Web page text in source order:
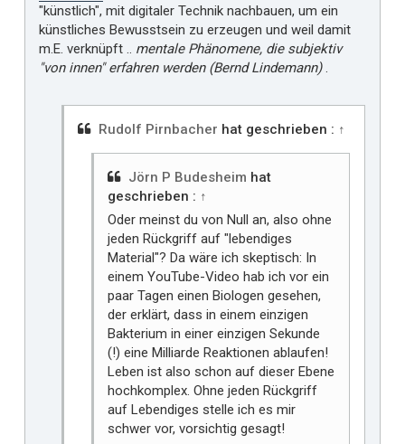
"künstlich", mit digitaler Technik nachbauen, um ein
künstliches Bewusstsein zu erzeugen und weil damit
m.E. verknüpft .. mentale Phänomene, die subjektiv
"von innen" erfahren werden (Bernd Lindemann).
Rudolf Pirnbacher hat geschrieben : ↑
Jörn P Budesheim hat
geschrieben : ↑
Oder meinst du von Null an, also ohne
jeden Rückgriff auf "lebendiges
Material"? Da wäre ich skeptisch: In
einem YouTube-Video hab ich vor ein
paar Tagen einen Biologen gesehen,
der erklärt, dass in einem einzigen
Bakterium in einer einzigen Sekunde
(!) eine Milliarde Reaktionen ablaufen!
Leben ist also schon auf dieser Ebene
hochkomplex. Ohne jeden Rückgriff
auf Lebendiges stelle ich es mir
schwer vor, vorsichtig gesagt!